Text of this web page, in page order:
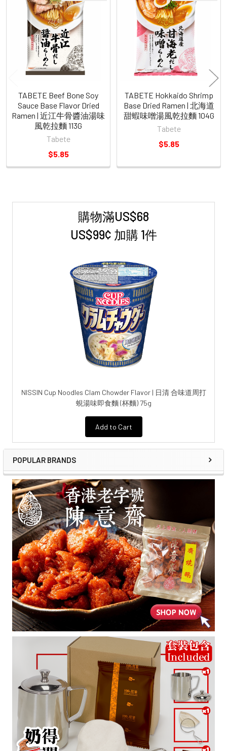
購物滿US$68
US$99¢ 加購 1件
NISSIN Cup Noodles Clam Chowder Flavor | 日清 合味道周打
蜆湯味即食麵 (杯麵) 75g
Add to Cart
POPULAR BRANDS
Related
Products
TABETE Beef Bone Soy
Sauce Base Flavor Dried
Ramen | 近江牛骨醬油湯味
風乾拉麵 113G
Tabete
$5.85
TABETE Hokkaido Shrimp
Base Dried Ramen | 北海道
甜蝦味噌湯風乾拉麵 104G
Tabete
$5.85